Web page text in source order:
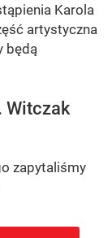
Karola
artystyczna
będą
Witczak
zapytaliśmy